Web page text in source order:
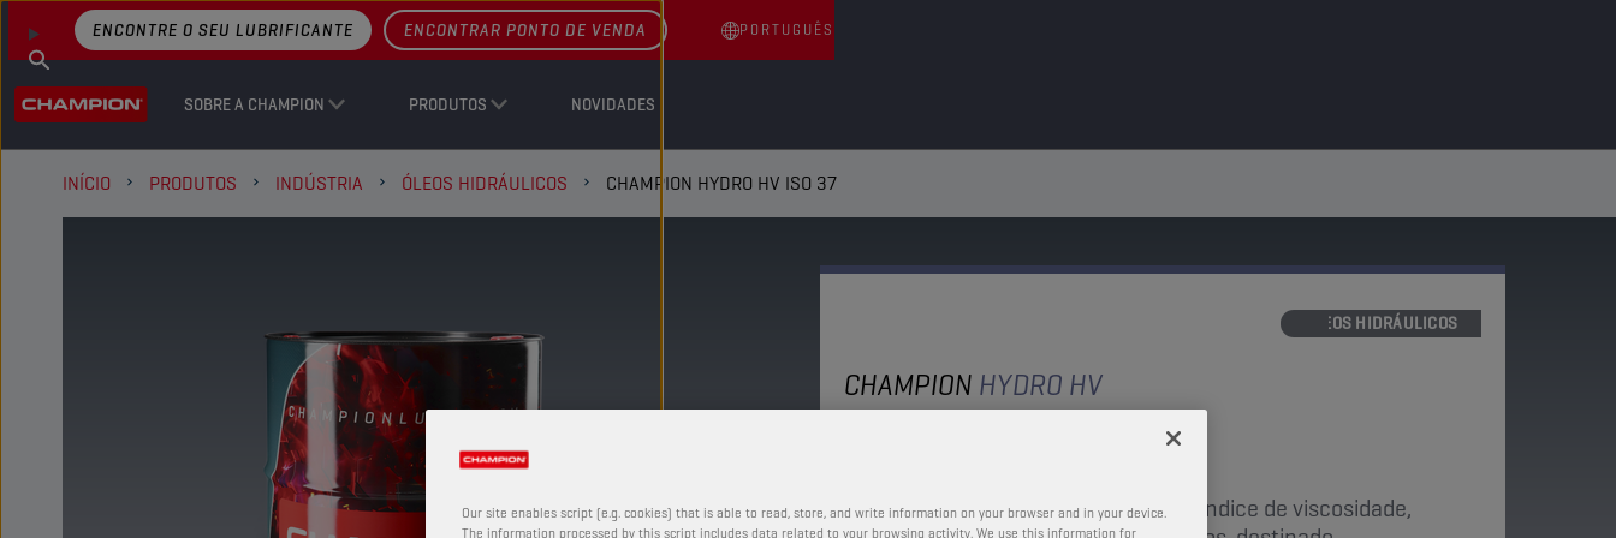
SOBRE A CHAMPION PRODUTOS NOVIDADES
ENCONTRE O SEU LUBRIFICANTE ENCONTRAR PONTO DE VENDA PORTUGUÊS
INÍCIO PRODUTOS INDÚSTRIA ÓLEOS HIDRÁULICOS CHAMPION HYDRO HV ISO 37
ÓLEOS HIDRÁULICOS
CHAMPION HYDRO HV
Um óleo parafínico com um elevado índice de viscosidade,
Our site enables script (e.g. cookies) that is able to read, store, and write information on your browser and in your device.
The information processed by this script includes data related to your browsing activity. We use this information for